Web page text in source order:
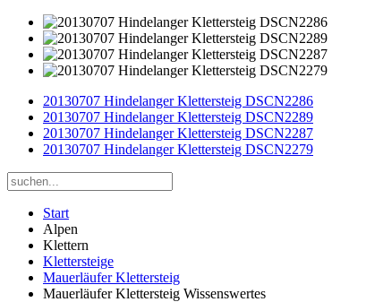
20130707 Hindelanger Klettersteig DSCN2286
20130707 Hindelanger Klettersteig DSCN2289
20130707 Hindelanger Klettersteig DSCN2287
20130707 Hindelanger Klettersteig DSCN2279
Start
Alpen
Klettern
Klettersteige
Mauerläufer Klettersteig
Mauerläufer Klettersteig Wissenswertes